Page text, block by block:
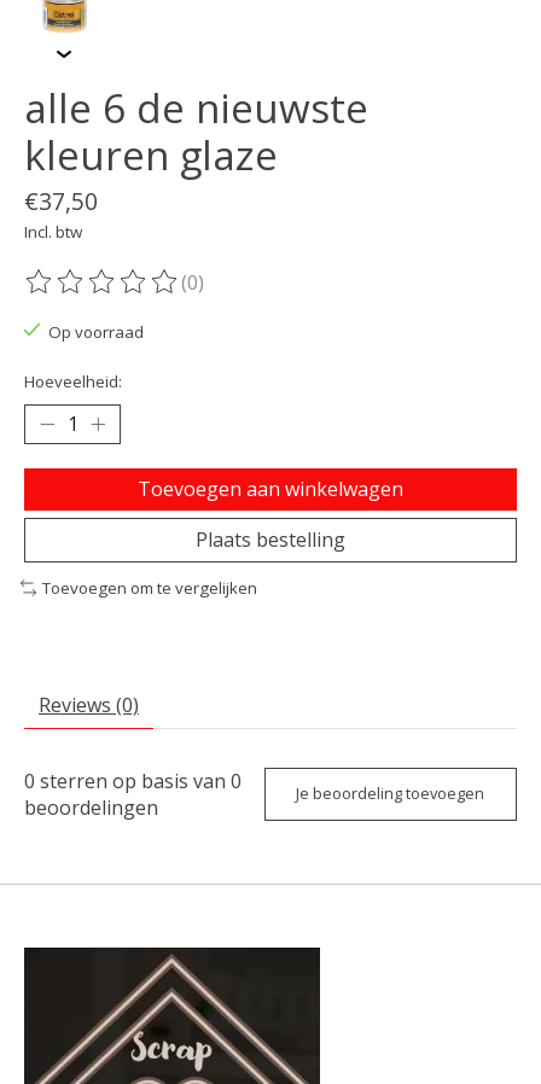
alle 6 de nieuwste
kleuren glaze
€37,50
Incl. btw
De beoordeling van dit product is
(0)
Op voorraad
Hoeveelheid:
Toevoegen aan winkelwagen
Plaats bestelling
Toevoegen om te vergelijken
Reviews (0)
0 sterren op basis van 0
beoordelingen
Je beoordeling toevoegen